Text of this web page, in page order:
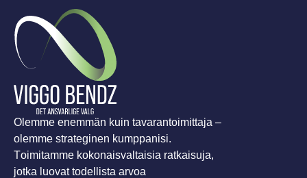
Olemme enemmän kuin tavarantoimittaja –
olemme strateginen kumppanisi.
Toimitamme kokonaisvaltaisia ratkaisuja,
jotka luovat todellista arvoa